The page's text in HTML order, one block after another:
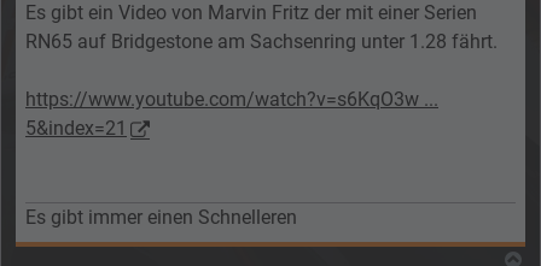
Es gibt ein Video von Marvin Fritz der mit einer Serien
RN65 auf Bridgestone am Sachsenring unter 1.28 fährt.
https://www.youtube.com/watch?v=s6KqO3w ...
5&index=21
Es gibt immer einen Schnelleren